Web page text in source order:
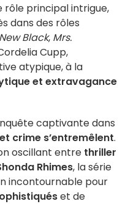
rôle principal intrigue,
dans des rôles
Black, Mrs.
Cupp,
atypique, à la
et extravagance
captivante dans
crime s’entremêlent.
oscillant entre thriller
Rhimes, la série
incontournable pour
et de